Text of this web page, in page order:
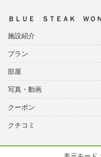
ＢＬＵＥ ＳＴＥＡＫ ＷＯ
施設紹介
プラン
部屋
写真・動画
クーポン
クチコミ